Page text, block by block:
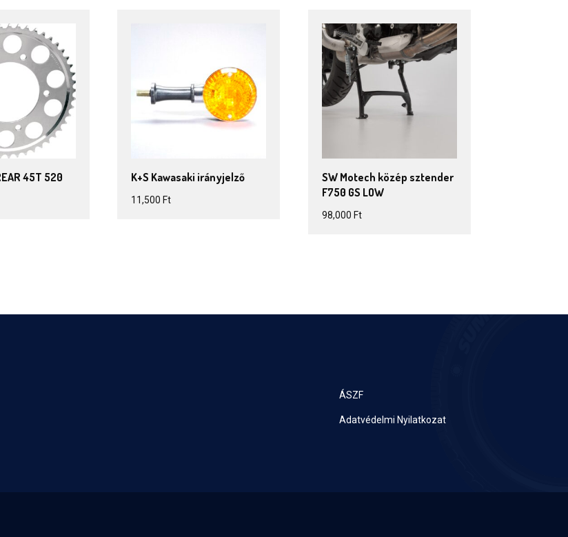
45T 520 K+S Kawasaki irányjelző
11,500Ft
SW Motech közép sztender
F750 GS LOW
98,000 Ft
ÁSZF
Adatvédelmi Nyilatkozat